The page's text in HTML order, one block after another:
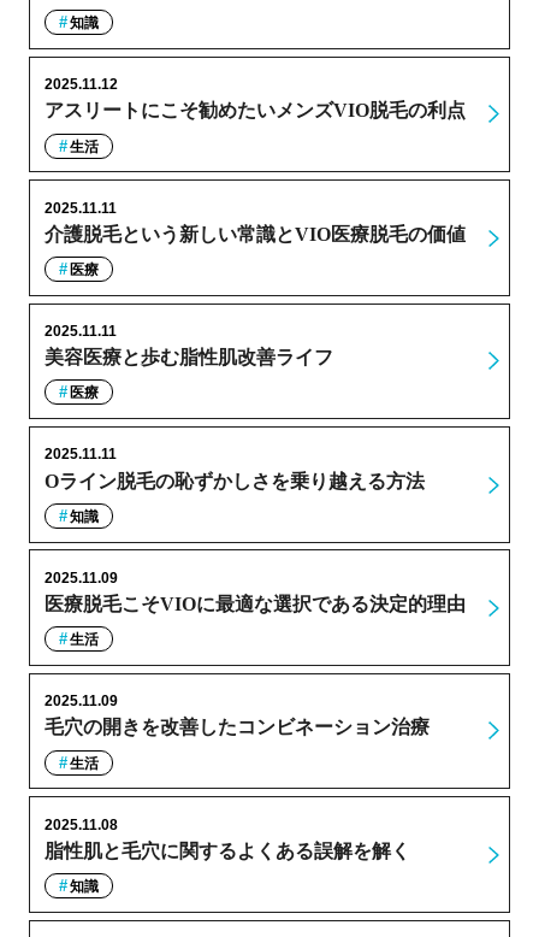
知識
アスリートにこそ勧めたいメンズVIO脱毛の利点
2025.11.12
生活
介護脱毛という新しい常識とVIO医療脱毛の価値
2025.11.11
医療
美容医療と歩む脂性肌改善ライフ
2025.11.11
医療
Oライン脱毛の恥ずかしさを乗り越える方法
2025.11.11
知識
医療脱毛こそVIOに最適な選択である決定的理由
2025.11.09
生活
毛穴の開きを改善したコンビネーション治療
2025.11.09
生活
脂性肌と毛穴に関するよくある誤解を解く
2025.11.08
知識